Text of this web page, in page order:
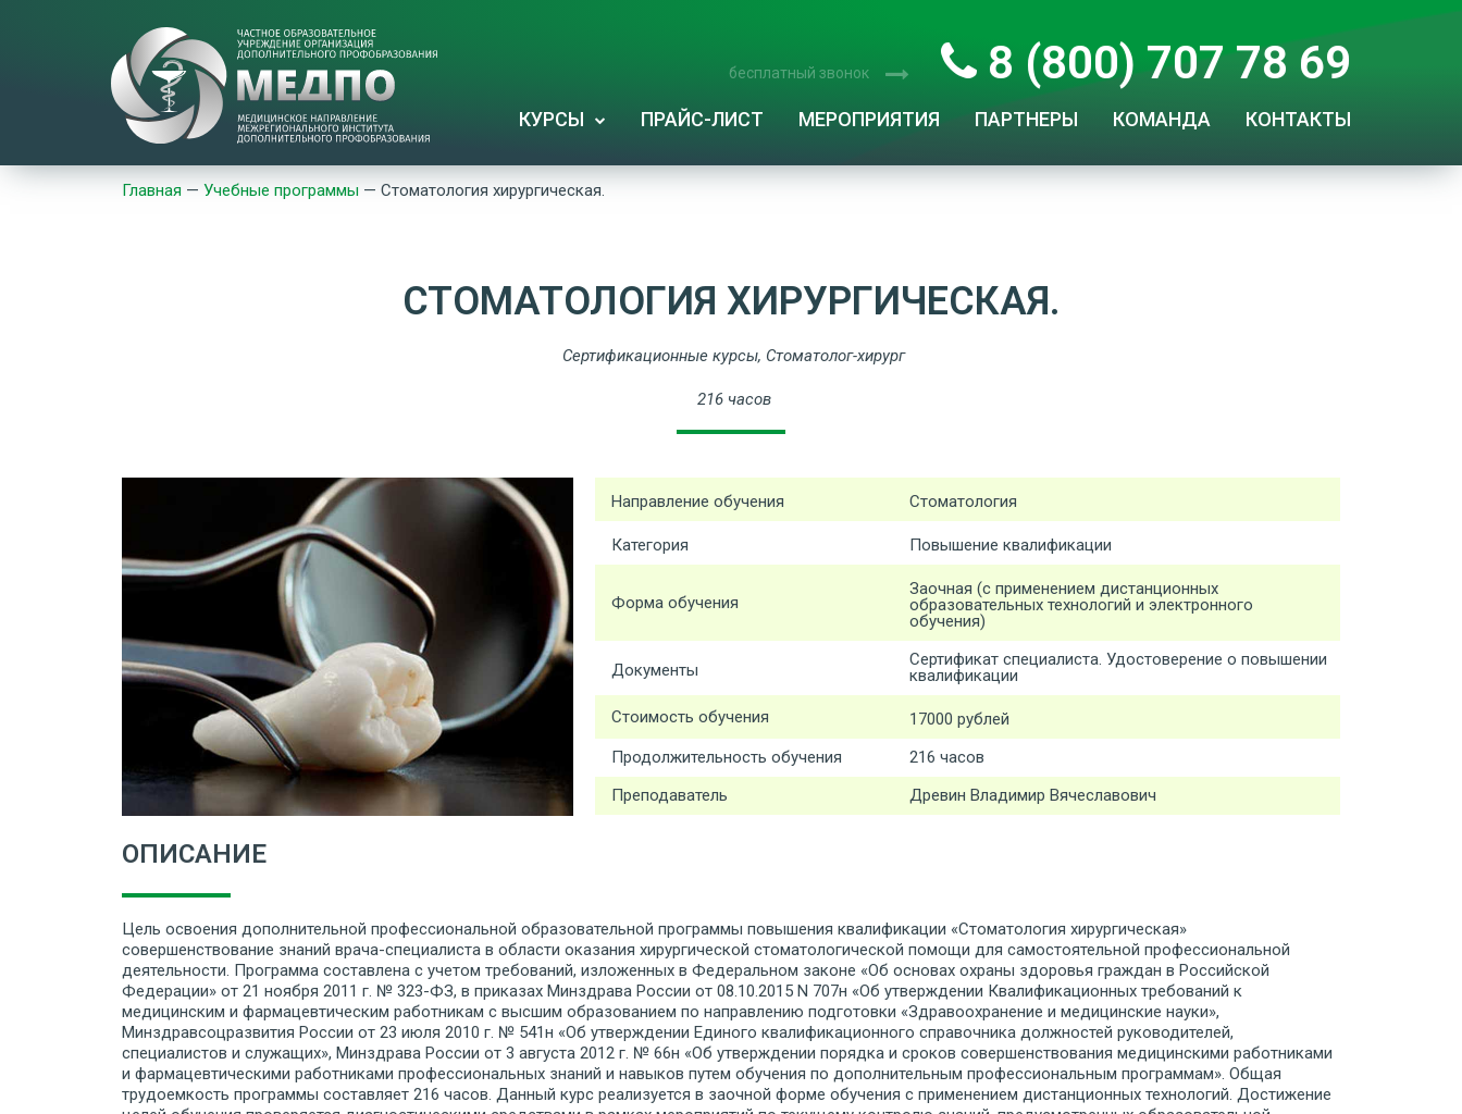
бесплатный звонок 8 (800) 707 78 69
КУРСЫ ПРАЙС-ЛИСТ МЕРОПРИЯТИЯ ПАРТНЕРЫ КОМАНДА КОНТАКТЫ
Главная — Учебные программы — Стоматология хирургическая.
СТОМАТОЛОГИЯ ХИРУРГИЧЕСКАЯ.
Сертификационные курсы, Стоматолог-хирург
216 часов
Направление обучения Стоматология
Категория Повышение квалификации
Форма обучения
Заочная (с применением дистанционных
образовательных технологий и электронного
обучения)
Документы
Сертификат специалиста. Удостоверение о повышении
квалификации
Стоимость обучения
17000 рублей
Продолжительность обучения
216 часов
Преподаватель
Древин Владимир Вячеславович
ОПИСАНИЕ
Цель освоения дополнительной профессиональной образовательной программы повышения квалификации «Стоматология хирургическая»
совершенствование знаний врача-специалиста в области оказания хирургической стоматологической помощи для самостоятельной профессиональной
деятельности. Программа составлена с учетом требований, изложенных в Федеральном законе «Об основах охраны здоровья граждан в Российской
Федерации» от 21 ноября 2011 г. № 323-ФЗ, в приказах Минздрава России от 08.10.2015 N 707н «Об утверждении Квалификационных требований к
медицинским и фармацевтическим работникам с высшим образованием по направлению подготовки «Здравоохранение и медицинские науки»,
Минздравсоцразвития России от 23 июля 2010 г. № 541н «Об утверждении Единого квалификационного справочника должностей руководителей,
специалистов и служащих», Минздрава России от 3 августа 2012 г. № 66н «Об утверждении порядка и сроков совершенствования медицинскими работниками
и фармацевтическими работниками профессиональных знаний и навыков путем обучения по дополнительным профессиональным программам». Общая
трудоемкость программы составляет 216 часов. Данный курс реализуется в заочной форме обучения с применением дистанционных технологий. Достижение